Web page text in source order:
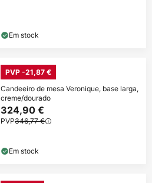
Em stock
PVP -21,87 €
Candeeiro de mesa Veronique, base larga,
creme/dourado
324,90 €
PVP346,77 €
Em stock